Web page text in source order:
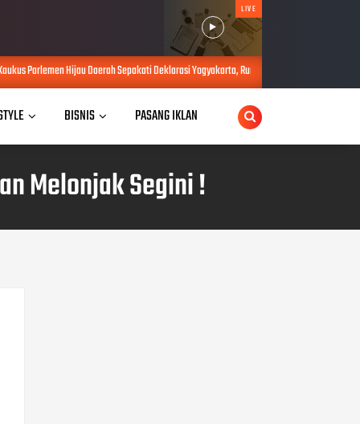
LIVE
Sepakati Deklarasi Yogyakarta, Rumuskan Sejumlah Solusi di Tengah Efisiensi
BISNIS PASANG IKLAN
Melonjak Segini !